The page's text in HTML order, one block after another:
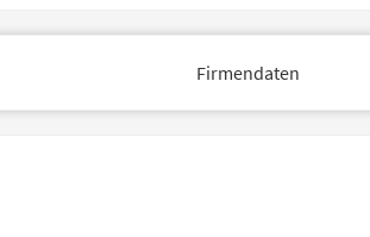
Firmendaten